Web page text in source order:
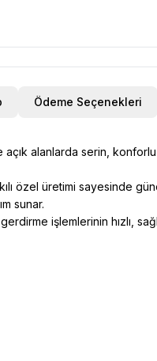
Ödeme Seçenekleri
alanlarda serin,
özel üretimi sayesinde
sunar.
işlemlerinin hızlı,